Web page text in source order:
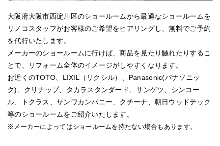
大阪府大阪市西淀川区のショールームから最適なショールームを
リノコスタッフがお客様のご希望をヒアリングし、無料でご予約
を代行いたします。
メーカーのショールームに行けば、商品を見たり触れたりするこ
とで、リフォーム全体のイメージがしやすくなります。
お近くのTOTO、LIXIL（リクシル）、Panasonic(パナソニッ
ク)、クリナップ、タカラスタンダード、サンゲツ、シンコー
ル、トクラス、サンワカンパニー、クチーナ、朝日ウッドテック
等のショールームをご紹介いたします。
※メーカーによってはショールームを持たない場合もあります。